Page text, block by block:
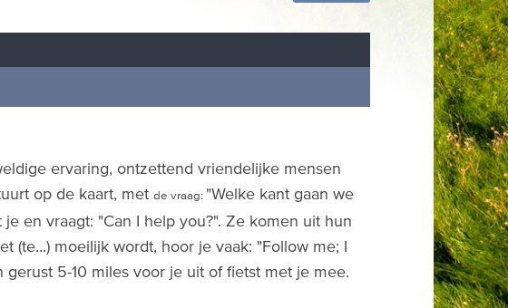
ervaring, ontzettend vriendelijke mensen
op de kaart, met de vraag: "Welke kant gaan we
en vraagt: "Can I help you?". Ze komen uit hun
(te...) moeilijk wordt, hoor je vaak: "Follow me; I
5-10 miles voor je uit of fietst met je mee.